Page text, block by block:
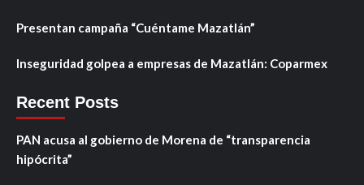
Presentan campaña “Cuéntame Mazatlán”
Inseguridad golpea a empresas de Mazatlán: Coparmex
Recent Posts
PAN acusa al gobierno de Morena de “transparencia
hipócrita”